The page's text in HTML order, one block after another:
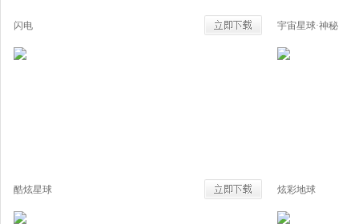
闪电 宇宙星球·神秘
酷炫星球 炫彩地球